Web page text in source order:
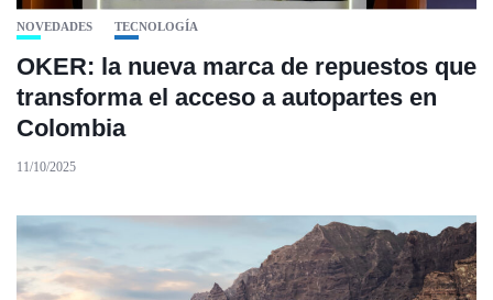
NOVEDADES TECNOLOGÍA
OKER: la nueva marca de repuestos que
transforma el acceso a autopartes en
Colombia
11/10/2025